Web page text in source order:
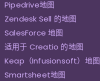
Pipedrive地图
Zendesk Sell 的地图
SalesForce 地图
适用于 Creatio 的地图
Keap（Infusionsoft）地图
Smartsheet地图